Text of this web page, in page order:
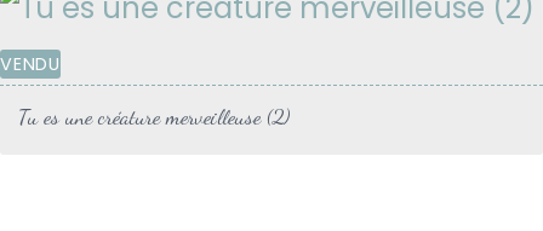
VENDU
Tu es une créature merveilleuse (2)